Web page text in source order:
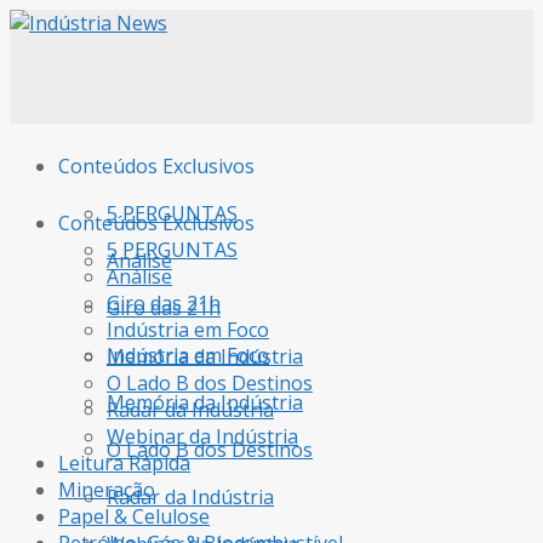
Conteúdos Exclusivos
5 PERGUNTAS
Análise
Giro das 21h
Indústria em Foco
Memória da Indústria
O Lado B dos Destinos
Radar da Indústria
Conteúdos Exclusivos
5 PERGUNTAS
Análise
Giro das 21h
Indústria em Foco
Memória da Indústria
O Lado B dos Destinos
Radar da Indústria
Webinar da Indústria
Leitura Rápida
Mineração
Papel & Celulose